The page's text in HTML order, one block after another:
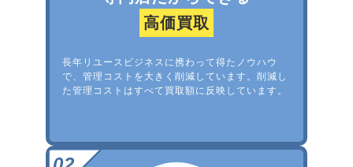
高価買取
長年リユースビジネスに携わって得たノウハウ
で、管理コストを大きく削減しています。削減し
た管理コストはすべて買取額に反映しています。